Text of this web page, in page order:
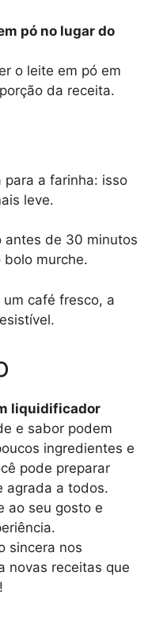
pó no lugar do
o leite em pó em
da receita.
para a farinha: isso
leve.
antes de 30 minutos
bolo murche.
um café fresco, a
liquidificador
e sabor podem
ingredientes e
pode preparar
agrada a todos.
ao seu gosto e
sincera nos
novas receitas que